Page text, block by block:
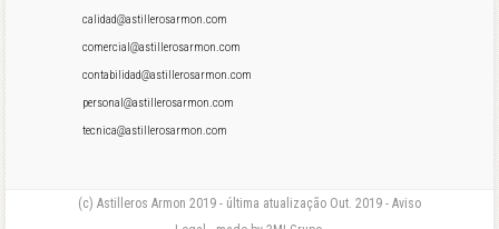
calidad@astillerosarmon.com
comercial@astillerosarmon.com
contabilidad@astillerosarmon.com
personal@astillerosarmon.com
tecnica@astillerosarmon.com
(c) Astilleros Armon 2019 - última atualização Out. 2019 - Aviso